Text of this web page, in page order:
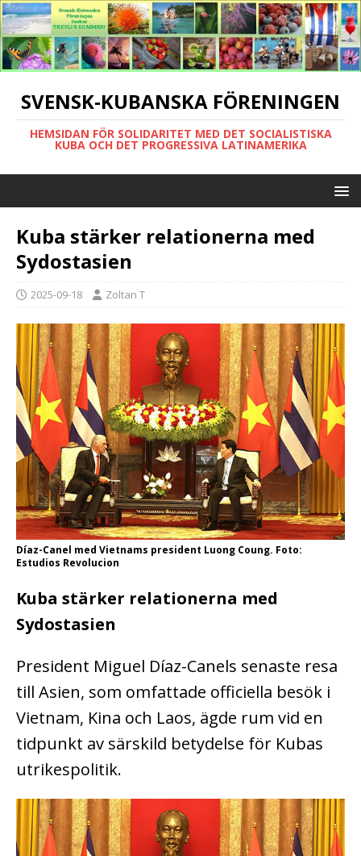
SVENSK-KUBANSKA FÖRENINGEN
HEMSIDAN FÖR SOLIDARITET MED DET SOCIALISTISKA
KUBA OCH DET PROGRESSIVA LATINAMERIKA
Kuba stärker relationerna med
Sydostasien
2025-09-18 Zoltan T
Díaz-Canel med Vietnams president Luong Coung. Foto:
Estudios Revolucion
Kuba stärker relationerna med
Sydostasien
President Miguel Díaz-Canels senaste resa
till Asien, som omfattade officiella besök i
Vietnam, Kina och Laos, ägde rum vid en
tidpunkt av särskild betydelse för Kubas
utrikespolitik.